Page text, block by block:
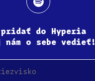
pridať do Hyperia
nám o sebe vedieť!